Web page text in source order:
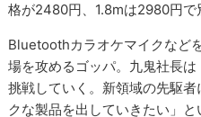
格が2480円、1.8mは2980円で
Bluetoothカラオケマイクなど
場を攻めるゴッパ。九鬼社長
挑戦していく。新領域の先駆
クな製品を出していきたい」と